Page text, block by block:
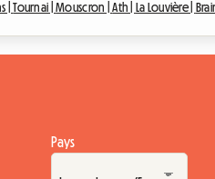
|Tournai |Mouscron |Ath | La Louvière |
Pays